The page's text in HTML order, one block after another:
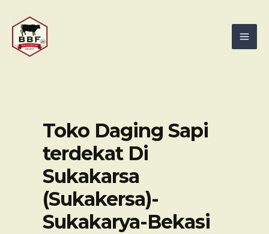
content
Toko Daging Sapi
terdekat Di
Sukakarsa
(Sukakersa)-
Sukakarya-Bekasi